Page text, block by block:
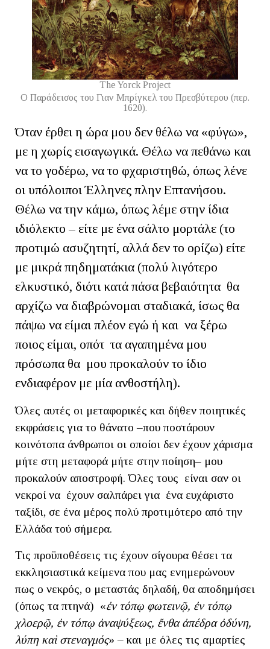
The Yorck Project
Ο Παράδεισος του Γιαν Μπρίγκελ του Πρεσβύτερου (περ.
1620).
Όταν έρθει η ώρα μου δεν θέλω να «φύγω»,
με η χωρίς εισαγωγικά. Θέλω να πεθάνω και
να το γοδέρω, να το φχαριστηθώ, όπως λένε
οι υπόλοιποι Έλληνες πλην Επτανήσου.
Θέλω να την κάμω, όπως λέμε στην ίδια
ιδιόλεκτο – είτε με ένα σάλτο μορτάλε (το
προτιμώ ασυζητητί, αλλά δεν το ορίζω) είτε
με μικρά πηδηματάκια (πολύ λιγότερο
ελκυστικό, διότι κατά πάσα βεβαιότητα θα
αρχίζω να διαβρώνομαι σταδιακά, ίσως θα
πάψω να είμαι πλέον εγώ ή και να ξέρω
ποιος είμαι, οπότ τα αγαπημένα μου
πρόσωπα θα μου προκαλούν το ίδιο
ενδιαφέρον με μία ανθοστήλη).
Όλες αυτές οι μεταφορικές και δήθεν ποιητικές
εκφράσεις για το θάνατο –που ποστάρουν
κοινότοπα άνθρωποι οι οποίοι δεν έχουν χάρισμα
μήτε στη μεταφορά μήτε στην ποίηση– μου
προκαλούν αποστροφή. Όλες τους είναι σαν οι
νεκροί να έχουν σαλπάρει για ένα ευχάριστο
ταξίδι, σε ένα μέρος πολύ προτιμότερο από την
Ελλάδα τού σήμερα.
Τις προϋποθέσεις τις έχουν σίγουρα θέσει τα
εκκλησιαστικά κείμενα που μας ενημερώνουν
πως ο νεκρός, ο μεταστάς δηλαδή, θα αποδημήσει
(όπως τα πτηνά) «ἐν τόπῳ φωτεινῷ, ἐν τόπῳ
χλοερῷ, ἐν τόπῳ ἀναψύξεως, ἔνθα ἀπέδρα ὀδύνη,
λύπη καὶ στεναγμός» – και με όλες τις αμαρτίες